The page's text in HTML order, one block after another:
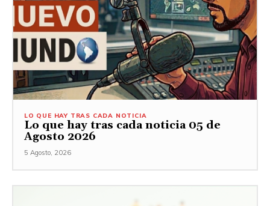
LO QUE HAY TRAS CADA NOTICIA
Lo que hay tras cada noticia 05 de
Agosto 2026
5 Agosto, 2026